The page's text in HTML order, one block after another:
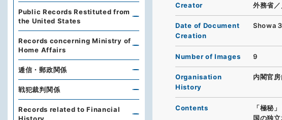
Creator 外務省
Date of Document
Creation
Showa
Number of Images 9
Organisation
History
内閣官
Contents
「極秘
国の独
Public Records Restituted from
the United States
Records concerning Ministry of
Home Affairs
逓信・郵政関係
戦犯裁判関係
Records related to Financial